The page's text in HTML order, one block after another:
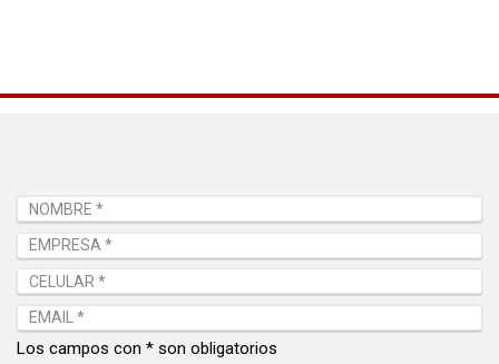
Los campos con * son obligatorios